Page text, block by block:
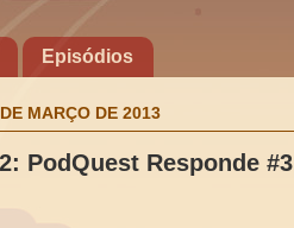
Episódios
MARÇO DE 2013
PodQuest Responde #3